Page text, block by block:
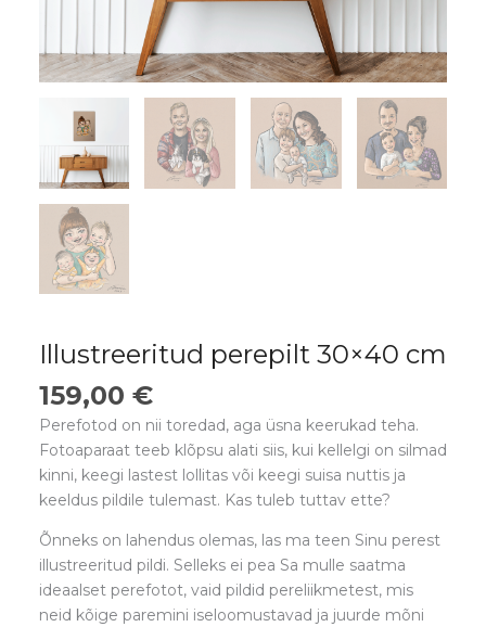
Illustreeritud perepilt 30×40 cm
159,00 €
Perefotod on nii toredad, aga üsna keerukad teha.
Fotoaparaat teeb klõpsu alati siis, kui kellelgi on silmad
kinni, keegi lastest lollitas või keegi suisa nuttis ja
keeldus pildile tulemast. Kas tuleb tuttav ette?
Õnneks on lahendus olemas, las ma teen Sinu perest
illustreeritud pildi. Selleks ei pea Sa mulle saatma
ideaalset perefotot, vaid pildid pereliikmetest, mis
neid kõige paremini iseloomustavad ja juurde mõni